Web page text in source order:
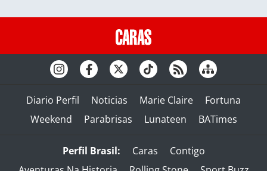
Diario Perfil Noticias Marie Claire
Fortuna
Weekend
Parabrisas Lunateen BATimes
Perfil Brasil: Caras
Contigo